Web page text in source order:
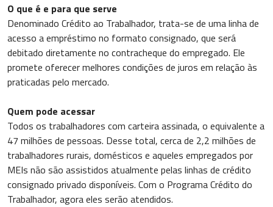
O que é e para que serve
Denominado Crédito ao Trabalhador, trata-se de uma linha de
acesso a empréstimo no formato consignado, que será
debitado diretamente no contracheque do empregado. Ele
promete oferecer melhores condições de juros em relação às
praticadas pelo mercado.
Quem pode acessar
Todos os trabalhadores com carteira assinada, o equivalente a
47 milhões de pessoas. Desse total, cerca de 2,2 milhões de
trabalhadores rurais, domésticos e aqueles empregados por
MEIs não são assistidos atualmente pelas linhas de crédito
consignado privado disponíveis. Com o Programa Crédito do
Trabalhador, agora eles serão atendidos.